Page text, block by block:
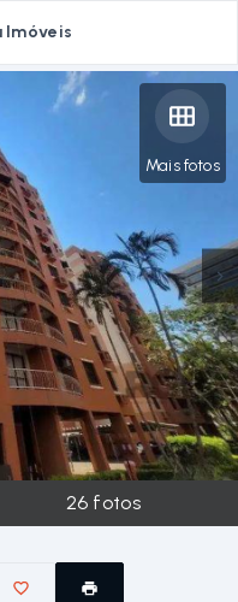
Imóveis
Mais fotos
26 fotos